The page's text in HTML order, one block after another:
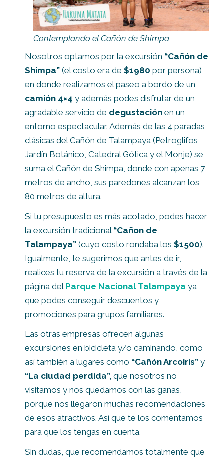
Contemplando el Cañón de Shimpa
Nosotros optamos por la excursión “Cañón de
Shimpa” (el costo era de $1980 por persona),
en donde realizamos el paseo a bordo de un
camión 4×4 y además podes disfrutar de un
agradable servicio de degustación en un
entorno espectacular. Además de las 4 paradas
clásicas del Cañón de Talampaya (Petroglifos,
Jardín Botánico, Catedral Gótica y el Monje) se
suma el Cañón de Shimpa, donde con apenas 7
metros de ancho, sus paredones alcanzan los
80 metros de altura.
Si tu presupuesto es más acotado, podes hacer
la excursión tradicional “Cañon de
Talampaya” (cuyo costo rondaba los $1500).
Igualmente, te sugerimos que antes de ir,
realices tu reserva de la excursión a través de la
página del Parque Nacional Talampaya ya
que podes conseguir descuentos y
promociones para grupos familiares.
Las otras empresas ofrecen algunas
excursiones en bicicleta y/o caminando, como
así también a lugares como “Cañón Arcoiris” y
“La ciudad perdida”, que nosotros no
visitamos y nos quedamos con las ganas,
porque nos llegaron muchas recomendaciones
de esos atractivos. Así que te los comentamos
para que los tengas en cuenta.
Sin dudas, que recomendamos totalmente que